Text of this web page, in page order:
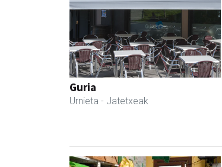
Guria
Urnieta - Jatetxeak